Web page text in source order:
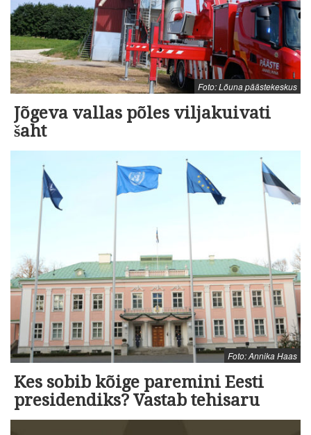
Foto: Lõuna päästekeskus
Jõgeva vallas põles viljakuivati
šaht
Foto: Annika Haas
Kes sobib kõige paremini Eesti
presidendiks? Vastab tehisaru